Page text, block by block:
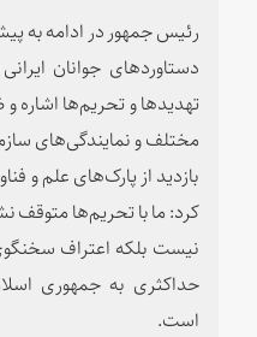
رئیس جمهور در ادامه به
دستاوردهای جوانان
تهدیدها و تحریم‌ها
مختلف و نمایندگی‌های
بازدید از پارک‌های علم و
کرد: ما با تحریم‌ها
نیست بلکه اعتراف
حداکثری به جمهوری
است.